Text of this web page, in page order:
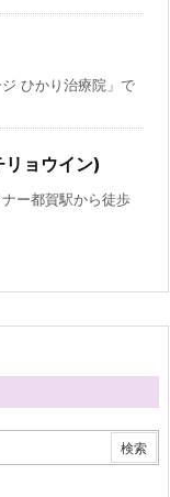
ひかり治療院」で
ョウイン)
ー都賀駅から徒歩